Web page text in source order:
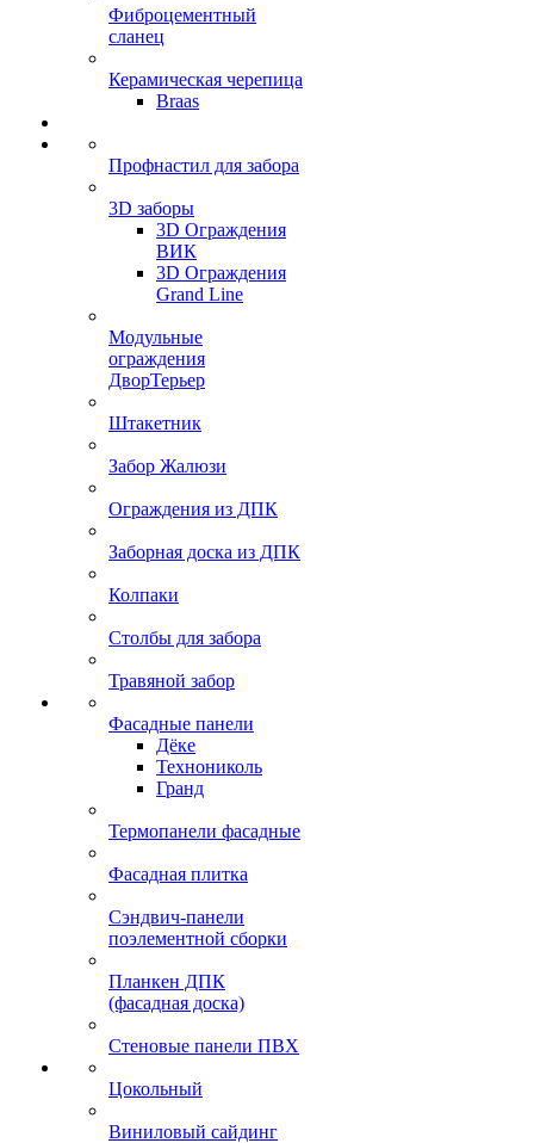
Фиброцементный
сланец
Керамическая черепица
Braas
Профнастил для забора
3D заборы
3D Ограждения
ВИК
3D Ограждения
Grand Line
Модульные
ограждения
ДворТерьер
Штакетник
Забор Жалюзи
Ограждения из ДПК
Заборная доска из ДПК
Колпаки
Столбы для забора
Травяной забор
Фасадные панели
Дёке
Технониколь
Гранд
Термопанели фасадные
Фасадная плитка
Сэндвич-панели
поэлементной сборки
Планкен ДПК
(фасадная доска)
Стеновые панели ПВХ
Цокольный
Виниловый сайдинг